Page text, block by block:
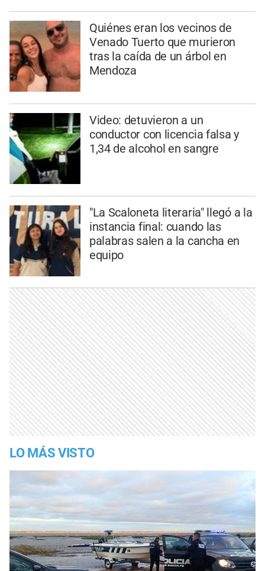
Quiénes eran los vecinos de
Venado Tuerto que murieron
tras la caída de un árbol en
Mendoza
Video: detuvieron a un
conductor con licencia falsa y
1,34 de alcohol en sangre
"La Scaloneta literaria" llegó a la
instancia final: cuando las
palabras salen a la cancha en
equipo
LO MÁS VISTO